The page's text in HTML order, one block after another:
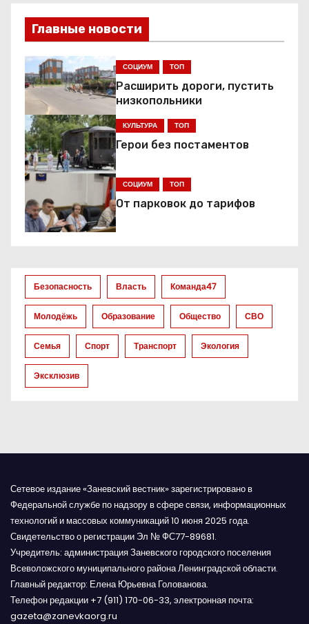
в
и
г
а
ц
и
я
п
з
а
п
и
с
м
Главные новости
СОЦИУМ ТОП
Расширить дороги, пустить
низкопольники
КУЛЬТУРА ТОП
Герои без постаментов
СОЦИУМ ТОП
От парковок до тарифов
Безопасность Власть Команда47
Молодёжь Образование Общество СВО
Семья Спорт Транспорт Экология
Эксклюзив
Сетевое издание «Заневский вестник» зарегистрировано в
Федеральной службе по надзору в сфере связи, информационных
технологий и массовых коммуникаций 10 июня 2025 года.
Свидетельство о регистрации Эл № ФС77-89681.
Учредитель: администрация Заневского городского поселения
Всеволожского муниципального района Ленинградской области.
Главный редактор: Елена Юрьевна Голованова.
Телефон редакции +7 (911) 170-06-33, электронная почта:
gazeta@zanevkaorg.ru